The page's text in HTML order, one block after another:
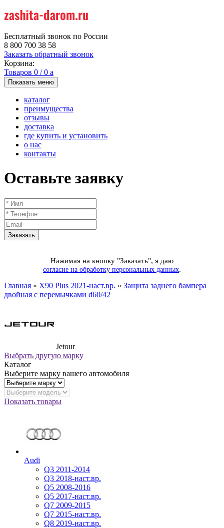
Бесплатный звонок по России
8 800 700 38 58
Заказать обратный звонок
Корзина:
Товаров 0 /0 a
Показать меню
каталог
преимущества
отзывы
доставка
где купить и установить
о нас
контакты
Оставьте заявку
Нажимая на кнопку "Заказать", я даю
согласие на обработку персональных данных.
Главная » X90 Plus 2021-наст.вр. » Защита заднего бампера
двойная с перемычками d60/42
Jetour
Выбрать другую марку
Каталог
Выберите марку вашего автомобиля
Показать товары
Audi
Q3 2011-2014
Q3 2018-наст.вр.
Q5 2008-2016
Q5 2017-наст.вр.
Q7 2009-2015
Q7 2015-наст.вр.
Q8 2019-наст.вр.